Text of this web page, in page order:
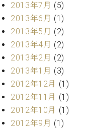
2013年7月 (5)
2013年6月 (1)
2013年5月 (2)
2013年4月 (2)
2013年2月 (2)
2013年1月 (3)
2012年12月 (1)
2012年11月 (1)
2012年10月 (1)
2012年9月 (1)